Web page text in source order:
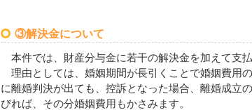
③解決金について
本件では、財産分与金に若干の解決金を加えて支
理由としては、婚姻期間が長引くことで婚姻費用
に離婚判決が出ても、控訴となった場合、離婚成立
びれば、その分婚姻費用もかさみます。